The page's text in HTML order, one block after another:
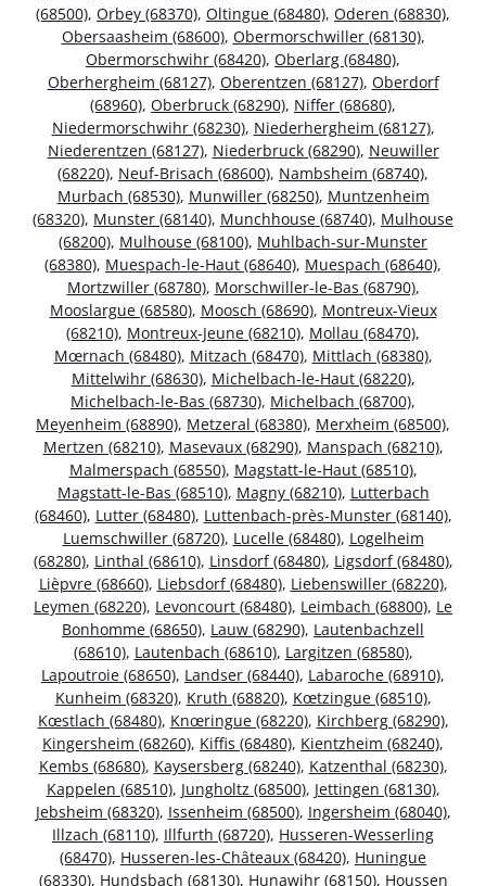
(68500), Orbey (68370), Oltingue (68480), Oderen (68830),
Obersaasheim (68600), Obermorschwiller (68130),
Obermorschwihr (68420), Oberlarg (68480),
Oberhergheim (68127), Oberentzen (68127), Oberdorf
(68960), Oberbruck (68290), Niffer (68680),
Niedermorschwihr (68230), Niederhergheim (68127),
Niederentzen (68127), Niederbruck (68290), Neuwiller
(68220), Neuf-Brisach (68600), Nambsheim (68740),
Murbach (68530), Munwiller (68250), Muntzenheim
(68320), Munster (68140), Munchhouse (68740), Mulhouse
(68200), Mulhouse (68100), Muhlbach-sur-Munster
(68380), Muespach-le-Haut (68640), Muespach (68640),
Mortzwiller (68780), Morschwiller-le-Bas (68790),
Mooslargue (68580), Moosch (68690), Montreux-Vieux
(68210), Montreux-Jeune (68210), Mollau (68470),
Mœrnach (68480), Mitzach (68470), Mittlach (68380),
Mittelwihr (68630), Michelbach-le-Haut (68220),
Michelbach-le-Bas (68730), Michelbach (68700),
Meyenheim (68890), Metzeral (68380), Merxheim (68500),
Mertzen (68210), Masevaux (68290), Manspach (68210),
Malmerspach (68550), Magstatt-le-Haut (68510),
Magstatt-le-Bas (68510), Magny (68210), Lutterbach
(68460), Lutter (68480), Luttenbach-près-Munster (68140),
Luemschwiller (68720), Lucelle (68480), Logelheim
(68280), Linthal (68610), Linsdorf (68480), Ligsdorf (68480),
Lièpvre (68660), Liebsdorf (68480), Liebenswiller (68220),
Leymen (68220), Levoncourt (68480), Leimbach (68800), Le
Bonhomme (68650), Lauw (68290), Lautenbachzell
(68610), Lautenbach (68610), Largitzen (68580),
Lapoutroie (68650), Landser (68440), Labaroche (68910),
Kunheim (68320), Kruth (68820), Kœtzingue (68510),
Kœstlach (68480), Knœringue (68220), Kirchberg (68290),
Kingersheim (68260), Kiffis (68480), Kientzheim (68240),
Kembs (68680), Kaysersberg (68240), Katzenthal (68230),
Kappelen (68510), Jungholtz (68500), Jettingen (68130),
Jebsheim (68320), Issenheim (68500), Ingersheim (68040),
Illzach (68110), Illfurth (68720), Husseren-Wesserling
(68470), Husseren-les-Châteaux (68420), Huningue
(68330), Hundsbach (68130), Hunawihr (68150), Houssen